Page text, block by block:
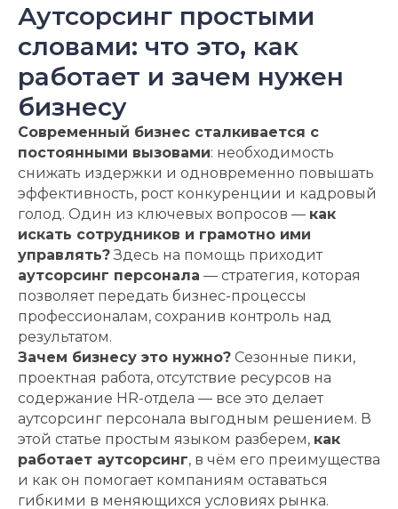
Аутсорсинг простыми
словами: что это, как
работает и зачем нужен
бизнесу
Современный бизнес сталкивается с
постоянными вызовами: необходимость
снижать издержки и одновременно повышать
эффективность, рост конкуренции и кадровый
голод. Один из ключевых вопросов — как
искать сотрудников и грамотно ими
управлять?Здесь на помощь приходит
аутсорсинг персонала — стратегия, которая
позволяет передать бизнес-процессы
профессионалам, сохранив контроль над
результатом.
Зачем бизнесу это нужно? Сезонные пики,
проектная работа, отсутствие ресурсов на
содержание HR-отдела — все это делает
аутсорсинг персонала выгодным решением. В
этой статье простым языком разберем, как
работает аутсорсинг, в чём его преимущества
и как он помогает компаниям оставаться
гибкими в меняющихся условиях рынка.